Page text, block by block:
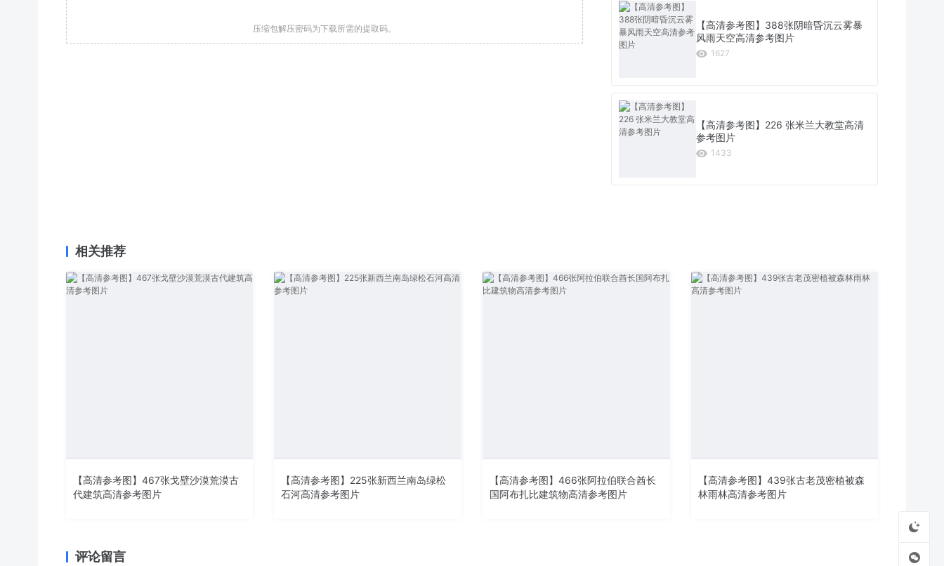
压缩包解压密码为下载所需的提取码。
【高清参考图】388张阴暗昏沉云雾暴
风雨天空高清参考图片
1627
【高清参考图】226 张米兰大教堂高清
参考图片
1433
相关推荐
【高清参考图】467张戈壁沙漠荒漠古
代建筑高清参考图片
【高清参考图】225张新西兰南岛绿松
石河高清参考图片
【高清参考图】466张阿拉伯联合酋长
国阿布扎比建筑物高清参考图片
【高清参考图】439张古老茂密植被森
林雨林高清参考图片
评论留言